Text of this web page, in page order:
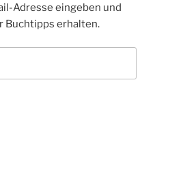
Adresse eingeben und
Buchtipps erhalten.